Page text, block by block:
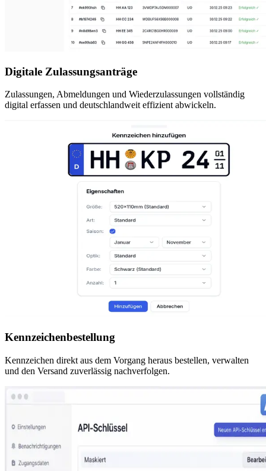
Digitale Zulassungsanträge
Zulassungen, Abmeldungen und Wiederzulassungen vollständig
digital erfassen und deutschlandweit effizient abwickeln.
Kennzeichenbestellung
Kennzeichen direkt aus dem Vorgang heraus bestellen, verwalten
und den Versand zuverlässig nachverfolgen.